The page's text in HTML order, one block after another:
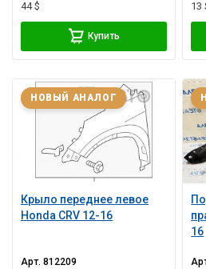
44 $
Купить
13
Крыло переднее левое
Honda CRV 12-16
НОВЫЙ АНАЛОГ
Арт.812209
16